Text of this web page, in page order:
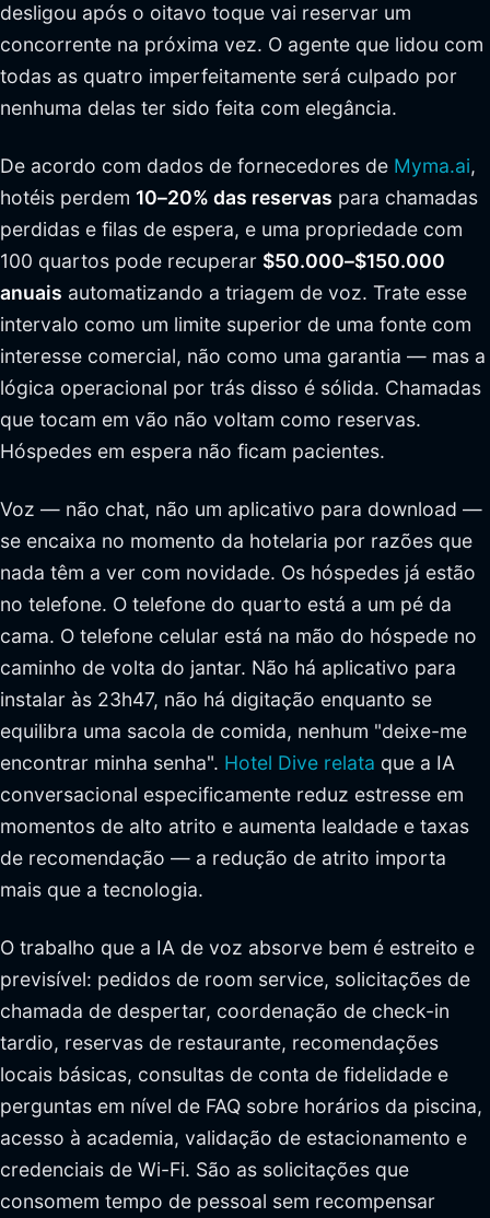
desligou após o oitavo toque vai reservar um
concorrente na próxima vez. O agente que lidou com
todas as quatro imperfeitamente será culpado por
nenhuma delas ter sido feita com elegância.
De acordo com dados de fornecedores de Myma.ai,
hotéis perdem 10–20% das reservas para chamadas
perdidas e filas de espera, e uma propriedade com
100 quartos pode recuperar $50.000–$150.000
anuais automatizando a triagem de voz. Trate esse
intervalo como um limite superior de uma fonte com
interesse comercial, não como uma garantia — mas a
lógica operacional por trás disso é sólida. Chamadas
que tocam em vão não voltam como reservas.
Hóspedes em espera não ficam pacientes.
Voz — não chat, não um aplicativo para download —
se encaixa no momento da hotelaria por razões que
nada têm a ver com novidade. Os hóspedes já estão
no telefone. O telefone do quarto está a um pé da
cama. O telefone celular está na mão do hóspede no
caminho de volta do jantar. Não há aplicativo para
instalar às 23h47, não há digitação enquanto se
equilibra uma sacola de comida, nenhum "deixe-me
encontrar minha senha". Hotel Dive relata que a IA
conversacional especificamente reduz estresse em
momentos de alto atrito e aumenta lealdade e taxas
de recomendação — a redução de atrito importa
mais que a tecnologia.
O trabalho que a IA de voz absorve bem é estreito e
previsível: pedidos de room service, solicitações de
chamada de despertar, coordenação de check-in
tardio, reservas de restaurante, recomendações
locais básicas, consultas de conta de fidelidade e
perguntas em nível de FAQ sobre horários da piscina,
acesso à academia, validação de estacionamento e
credenciais de Wi-Fi. São as solicitações que
consomem tempo de pessoal sem recompensar